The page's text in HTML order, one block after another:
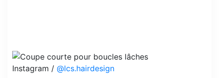
Instagram / @lcs.hairdesign